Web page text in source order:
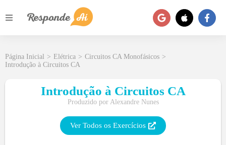
Página Inicial > Elétrica > Circuitos CA Monofásicos >
Introdução à Circuitos CA
Introdução à Circuitos CA
Produzido por Alexandre Nunes
Ver Todos os Exercícios